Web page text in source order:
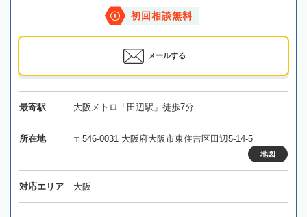
初回相談無料
メールする
最寄駅 大阪メトロ「田辺駅」徒歩7分
所在地 〒546-0031 大阪府大阪市東住吉区田辺5-14-5
地図
対応エリア 大阪